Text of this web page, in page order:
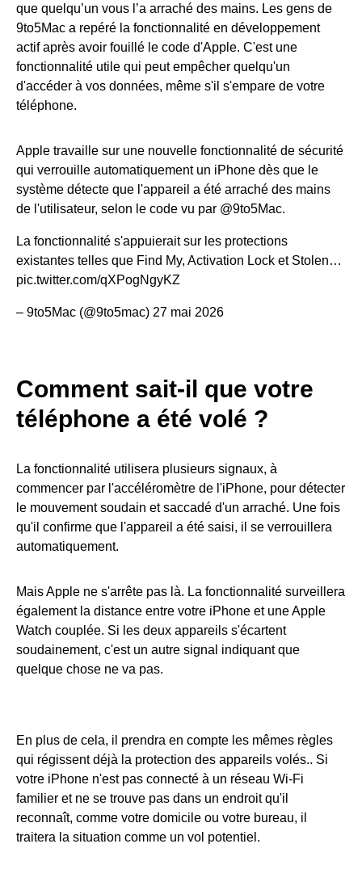
que quelqu’un vous l’a arraché des mains. Les gens de
9to5Mac a repéré la fonctionnalité en développement
actif après avoir fouillé le code d'Apple. C'est une
fonctionnalité utile qui peut empêcher quelqu'un
d'accéder à vos données, même s'il s'empare de votre
téléphone.
Apple travaille sur une nouvelle fonctionnalité de sécurité
qui verrouille automatiquement un iPhone dès que le
système détecte que l'appareil a été arraché des mains
de l'utilisateur, selon le code vu par @9to5Mac.
La fonctionnalité s'appuierait sur les protections
existantes telles que Find My, Activation Lock et Stolen…
pic.twitter.com/qXPogNgyKZ
– 9to5Mac (@9to5mac) 27 mai 2026
Comment sait-il que votre
téléphone a été volé ?
La fonctionnalité utilisera plusieurs signaux, à
commencer par l'accéléromètre de l'iPhone, pour détecter
le mouvement soudain et saccadé d'un arraché. Une fois
qu'il confirme que l'appareil a été saisi, il se verrouillera
automatiquement.
Mais Apple ne s'arrête pas là. La fonctionnalité surveillera
également la distance entre votre iPhone et une Apple
Watch couplée. Si les deux appareils s'écartent
soudainement, c'est un autre signal indiquant que
quelque chose ne va pas.
En plus de cela, il prendra en compte les mêmes règles
qui régissent déjà la protection des appareils volés.. Si
votre iPhone n'est pas connecté à un réseau Wi-Fi
familier et ne se trouve pas dans un endroit qu'il
reconnaît, comme votre domicile ou votre bureau, il
traitera la situation comme un vol potentiel.